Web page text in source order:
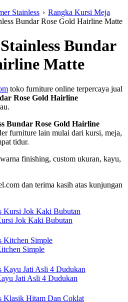
Stainless › Rangka Kursi Meja
Bundar Rose Gold Hairline Matte
Bundar
Matte
toko furniture online terpercaya jual
Rose Gold Hairline
Bundar Rose Gold Hairline
furniture lain mulai dari kursi, meja,
tidur.
finishing, custom ukuran, kayu,
dan terima kasih atas kunjungan
Jok Kaki Bubutan
Simple
Jati Asli 4 Dudukan